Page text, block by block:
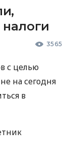
налоги
3565
с целью
на сегодня
в